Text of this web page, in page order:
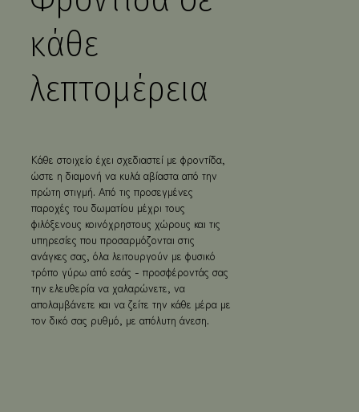
✓ Κατάλυμα φιλικό προς οικογένειες & μη
✓ Διοργάνωση ιδιωτικών εκδηλώσεων &
μικρών gatherings κατόπιν αιτήματος
κάθε
λεπτομέρεια
Κάθε στοιχείο έχει σχεδιαστεί με φροντίδα,
ώστε η διαμονή να κυλά αβίαστα από την
πρώτη στιγμή. Από τις προσεγμένες
παροχές του δωματίου μέχρι τους
φιλόξενους κοινόχρηστους χώρους και τις
υπηρεσίες που προσαρμόζονται στις
ανάγκες σας, όλα λειτουργούν με φυσικό
τρόπο γύρω από εσάς - προσφέροντάς σας
την ελευθερία να χαλαρώνετε, να
απολαμβάνετε και να ζείτε την κάθε μέρα με
τον δικό σας ρυθμό, με απόλυτη άνεση.